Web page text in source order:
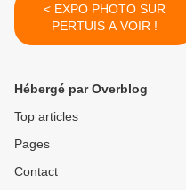
< EXPO PHOTO SUR
PERTUIS A VOIR !
Hébergé par Overblog
Top articles
Pages
Contact